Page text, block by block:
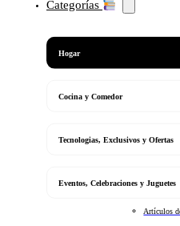
Categorías
Hogar
Cocina y Comedor
Tecnologias, Exclusivos y Ofertas
Eventos, Celebraciones y Juguetes
Artículos